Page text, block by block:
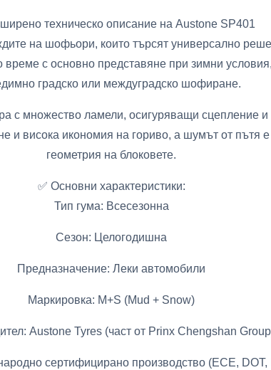
техническо описание на Austone SP401
на шофьори, които търсят универсално
с основно представяне при зимни
градско или междуградско шофиране.
с множество ламели, осигуряващи сцепление
и висока икономия на гориво, а шумът от пътя
геометрия на блоковете.
✅ Основни характеристики:
Тип гума: Всесезонна
Сезон: Целогодишна
Предназначение: Леки автомобили
Маркировка: M+S (Mud + Snow)
Austone Tyres (част от Prinx Chengshan
сертифицирано производство (ECE, DOT,